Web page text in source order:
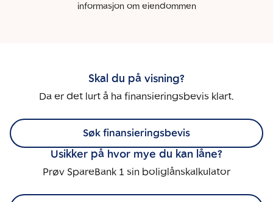
informasjon om eiendommen
Skal du på visning?
Da er det lurt å ha finansieringsbevis klart.
Søk finansieringsbevis
Usikker på hvor mye du kan låne?
Prøv SpareBank 1 sin boliglånskalkulator